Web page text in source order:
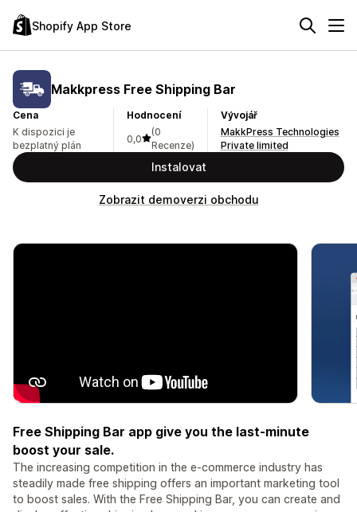
Shopify App Store
Makkpress Free Shipping Bar
Cena
K dispozici je
bezplatný plán
Hodnocení
0,0
(0
Recenze)
Vývojář
MakkPress Technologies
Private limited
Instalovat
Zobrazit demoverzi obchodu
Free Shipping Bar app give you the last-minute
boost your sale.
The increasing competition in the e-commerce industry has
steadily made free shipping offers an important marketing tool
to boost sales. With the Free Shipping Bar, you can create and